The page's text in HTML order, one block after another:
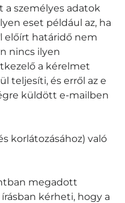
a személyes adatok
eset például az, ha
előírt határidő nem
nincs ilyen
a kérelmet
teljesíti, és erről az e
küldött e-mailben
korlátozásához) való
megadott
kérheti, hogy a